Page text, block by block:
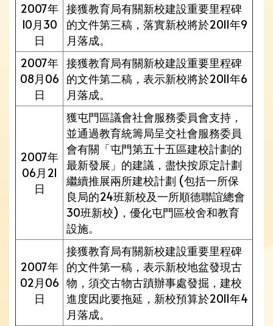
2007年
10月30
日
接獲教育局有關新校建設重要里程碑
的文件第三稿，落實新校將於2011年9
月落成。
2007年
08月06
日
接獲教育局有關新校建設重要里程碑
的文件第二稿，表示新校將於2011年6
月落成。
2007年
06月21
日
獲屯門區議會社會服務委員會支持，
並通過教育統籌局呈交社會服務委員
會有關「屯門第五十五區建校計劃的
最新發展」的建議，盡快按原定計劃
繼續推展兩所建校計劃 (包括一所保
良局的24班新校及一所順德聯誼總會
30班新校)，優化屯門區校舍和教育
設施。
2007年
02月06
日
接獲教育局有關新校建設重要里程碑
的文件第一稿，表示新校地盆發現古
物，須交古物古蹟辦事處發掘，建校
進度因此要拖延，新校預算於2011年4
月落成。